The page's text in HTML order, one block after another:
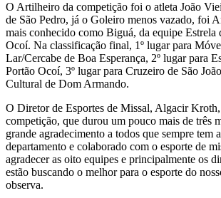
O Artilheiro da competição foi o atleta João
de São Pedro, já o Goleiro menos vazado, foi
mais conhecido como Biguá, da equipe Estrela
Ocoí. Na classificação final, 1º lugar para
Lar/Cercabe de Boa Esperança, 2º lugar para
Portão Ocoí, 3º lugar para Cruzeiro de São
Cultural de Dom Armando.
O Diretor de Esportes de Missal, Algacir Kroth,
competição, que durou um pouco mais de três
grande agradecimento a todos que sempre tem
departamento e colaborado com o esporte de
agradecer as oito equipes e principalmente os
estão buscando o melhor para o esporte do
observa.